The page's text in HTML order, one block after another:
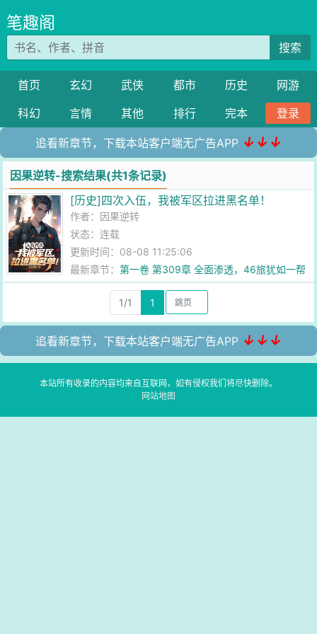
笔趣阁
搜索
首页 玄幻 武侠 都市 历史
网游
科幻
言情 其他 排行 完本 登录
追看新章节，下载本站客户端无广告APP ↓↓↓
因果逆转-搜索结果(共1条记录)
[历史]四次入伍，我被军区拉进黑名单！
作者： 因果逆转
状态：连载
更新时间：08-08 11:25:06
最新章节：第一卷 第309章 全面渗透，46旅犹如一帮
新兵蛋子！
1/1
1
追看新章节，下载本站客户端无广告APP ↓↓↓
本站所有收录的内容均来自互联网，如有侵权我们将尽快删除。
网站地图